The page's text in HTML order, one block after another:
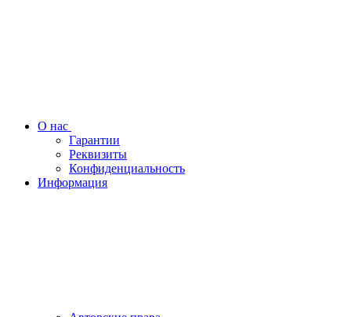
О нас
Гарантии
Реквизиты
Конфиденциальность
Информация